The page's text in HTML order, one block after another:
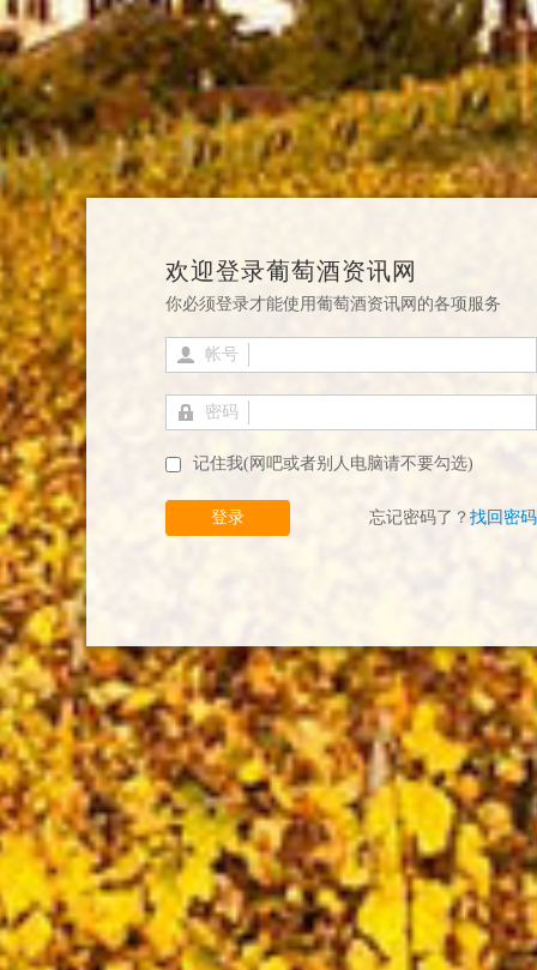
欢迎登录葡萄酒资讯网
你必须登录才能使用葡萄酒资讯网的各项服务
帐号
密码
记住我(网吧或者别人电脑请不要勾选)
登录 忘记密码了？ 找回密码